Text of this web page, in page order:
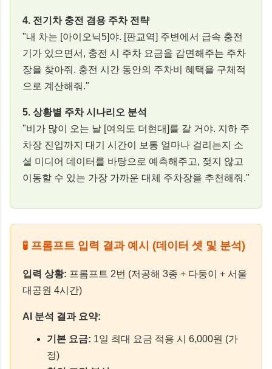
4. 전기차 충전 겸용 주차 전략
"내 차는 [아이오닉5]야. [판교역] 주변에서 급속 충전
기가 있으면서, 충전 시 주차 요금을 감면해주는 주차
장을 찾아줘. 충전 시간 동안의 주차비 혜택을 구체적
으로 계산해줘."
5. 상황별 주차 시나리오 분석
"비가 많이 오는 날 [여의도 더현대]를 갈 거야. 지하 주
차장 진입까지 대기 시간이 보통 얼마나 걸리는지 소
셜 미디어 데이터를 바탕으로 예측해주고, 젖지 않고
이동할 수 있는 가장 가까운 대체 주차장을 추천해줘."
🧪 프롬프트 입력 결과 예시 (데이터 셋 및 분석)
입력 상황: 프롬프트 2번 (저공해 3종 + 다둥이 + 서울
대공원 4시간)
AI 분석 결과 요약:
기본 요금: 1일 최대 요금 적용 시 6,000원 (가
정)